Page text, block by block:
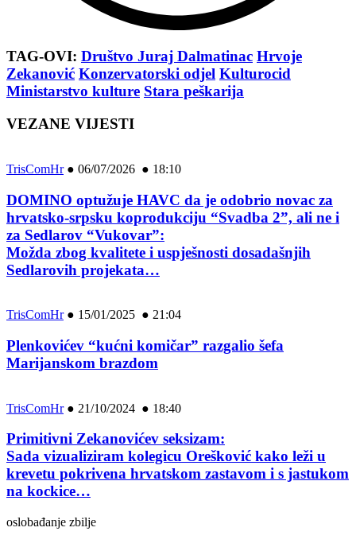
TAG-OVI: Društvo Juraj Dalmatinac Hrvoje
Zekanović Konzervatorski odjel Kulturocid
Ministarstvo kulture Stara peškarija
VEZANE VIJESTI
TrisComHr● 06/07/2026 ● 18:10
DOMINO optužuje HAVC da je odobrio novac za
hrvatsko-srpsku koprodukciju “Svadba 2”, ali ne i
za Sedlarov “Vukovar”:
Možda zbog kvalitete i uspješnosti dosadašnjih
Sedlarovih projekata…
TrisComHr● 15/01/2025 ● 21:04
Plenkovićev “kućni komičar” razgalio šefa
Marijanskom brazdom
TrisComHr● 21/10/2024 ● 18:40
Primitivni Zekanovićev seksizam:
Sada vizualiziram kolegicu Orešković kako leži u
krevetu pokrivena hrvatskom zastavom i s jastukom
na kockice…
oslobađanje zbilje